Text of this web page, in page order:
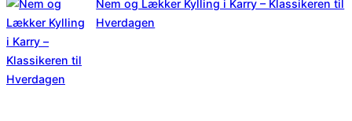
Nem og Lækker Kylling i Karry – Klassikeren til
Hverdagen